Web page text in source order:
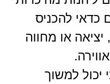
כדאי להכניס
או מחווה
יכול למשוך